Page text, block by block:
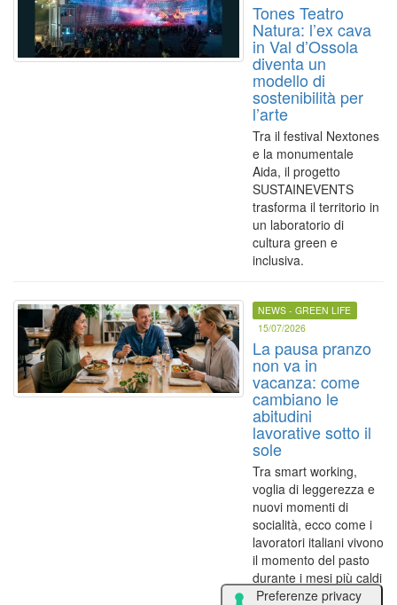
Tones Teatro
Natura: l’ex cava
in Val d’Ossola
diventa un
modello di
sostenibilità per
l’arte
Tra il festival Nextones
e la monumentale
Aida, il progetto
SUSTAINEVENTS
trasforma il territorio in
un laboratorio di
cultura green e
inclusiva.
NEWS - GREEN LIFE
15/07/2026
La pausa pranzo
non va in
vacanza: come
cambiano le
abitudini
lavorative sotto il
sole
Tra smart working,
voglia di leggerezza e
nuovi momenti di
socialità, ecco come i
lavoratori italiani vivono
il momento del pasto
durante i mesi più caldi
dell'anno.